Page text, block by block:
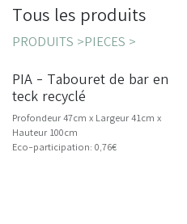
Tous les produits
PRODUITS >PIECES >
NOUVEAU
PIA - Tabouret de bar en
teck recyclé
Profondeur 47cm x Largeur 41cm x
Hauteur 100cm
Eco-participation: 0,76€